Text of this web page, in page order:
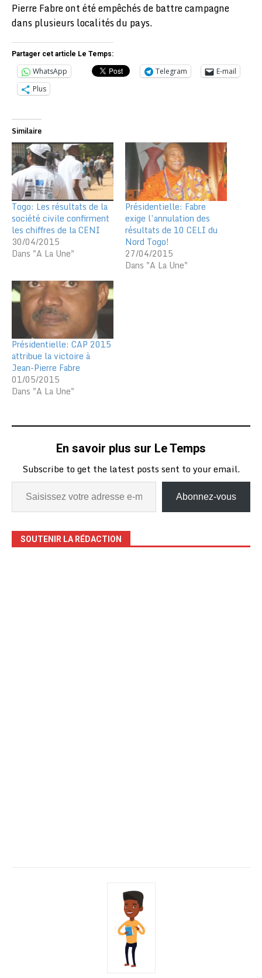
Pierre Fabre ont été empêchés de battre campagne
dans plusieurs localités du pays.
Partager cet article Le Temps:
WhatsApp Telegram
E-mail
Plus
Similaire
Togo: Les résultats de la
société civile confirment
les chiffres de la CENI
30/04/2015
Dans "A La Une"
Présidentielle: Fabre
exige l’annulation des
résultats de 10 CELI du
Nord Togo!
27/04/2015
Dans "A La Une"
Présidentielle: CAP 2015
attribue la victoire à
Jean-Pierre Fabre
01/05/2015
Dans "A La Une"
En savoir plus sur Le Temps
Subscribe to get the latest posts sent to your email.
Abonnez-vous
SOUTENIR LA RÉDACTION